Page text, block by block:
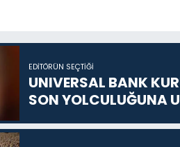
EDITÖRÜN SEÇTIĞI
UNIVERSAL BANK
SON YOLCULUĞUNA